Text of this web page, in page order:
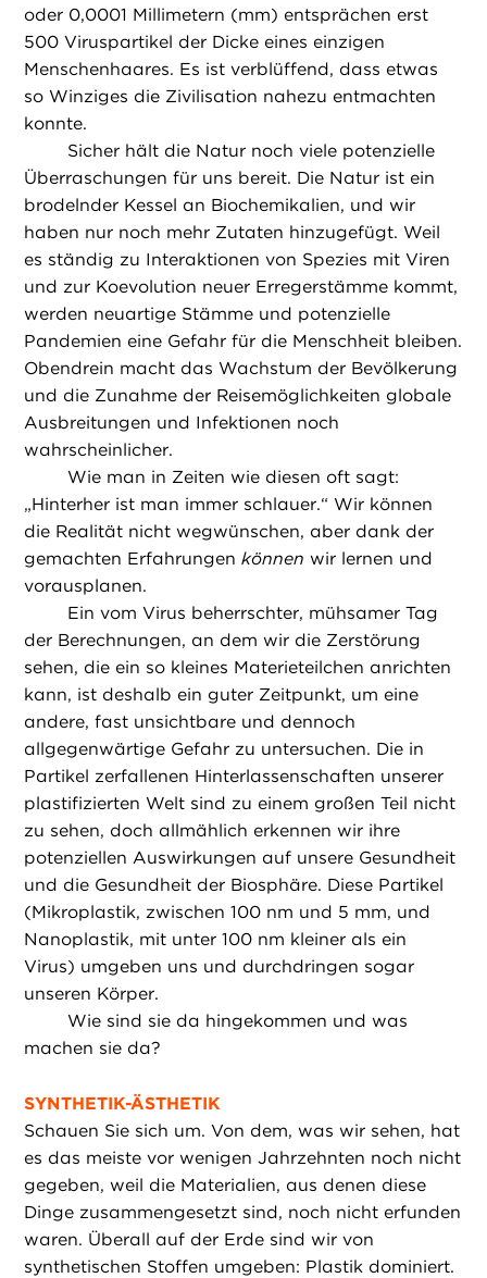
oder 0,0001 Millimetern (mm) entsprächen erst
500 Viruspartikel der Dicke eines einzigen
Menschenhaares. Es ist verblüffend, dass etwas
so Winziges die Zivilisation nahezu entmachten
konnte.
Sicher hält die Natur noch viele potenzielle
Überraschungen für uns bereit. Die Natur ist ein
brodelnder Kessel an Biochemikalien, und wir
haben nur noch mehr Zutaten hinzugefügt. Weil
es ständig zu Interaktionen von Spezies mit Viren
und zur Koevolution neuer Erregerstämme kommt,
werden neuartige Stämme und potenzielle
Pandemien eine Gefahr für die Menschheit bleiben.
Obendrein macht das Wachstum der Bevölkerung
und die Zunahme der Reisemöglichkeiten globale
Ausbreitungen und Infektionen noch
wahrscheinlicher.
Wie man in Zeiten wie diesen oft sagt:
„Hinterher ist man immer schlauer.“ Wir können
die Realität nicht wegwünschen, aber dank der
gemachten Erfahrungenkönnen wir lernen und
vorausplanen.
Ein vom Virus beherrschter, mühsamer Tag
der Berechnungen, an dem wir die Zerstörung
sehen, die ein so kleines Materieteilchen anrichten
kann, ist deshalb ein guter Zeitpunkt, um eine
andere, fast unsichtbare und dennoch
allgegenwärtige Gefahr zu untersuchen. Die in
Partikel zerfallenen Hinterlassenschaften unserer
plastifizierten Welt sind zu einem großen Teil nicht
zu sehen, doch allmählich erkennen wir ihre
potenziellen Auswirkungen auf unsere Gesundheit
und die Gesundheit der Biosphäre. Diese Partikel
(Mikroplastik, zwischen 100 nm und 5 mm, und
Nanoplastik, mit unter 100 nm kleiner als ein
Virus) umgeben uns und durchdringen sogar
unseren Körper.
Wie sind sie da hingekommen und was
machen sie da?
SYNTHETIK-ÄSTHETIK
Schauen Sie sich um. Von dem, was wir sehen, hat
es das meiste vor wenigen Jahrzehnten noch nicht
gegeben, weil die Materialien, aus denen diese
Dinge zusammengesetzt sind, noch nicht erfunden
waren. Überall auf der Erde sind wir von
synthetischen Stoffen umgeben: Plastik dominiert.